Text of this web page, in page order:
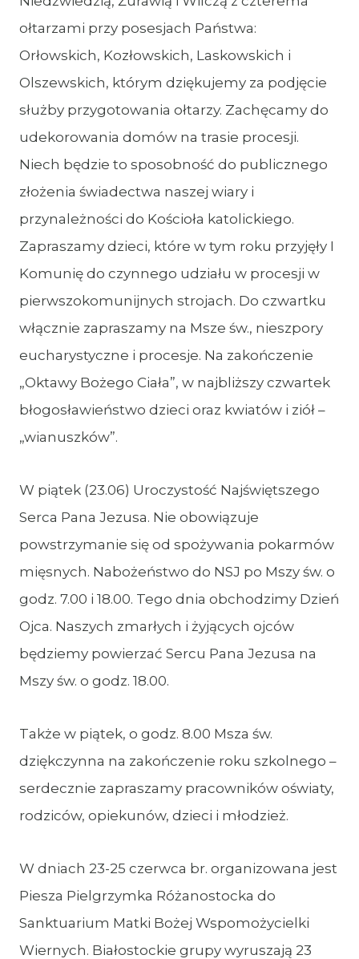
ołtarzami przy posesjach Państwa:
Orłowskich, Kozłowskich, Laskowskich i
Olszewskich, którym dziękujemy za podjęcie
służby przygotowania ołtarzy. Zachęcamy do
udekorowania domów na trasie procesji.
Niech będzie to sposobność do publicznego
złożenia świadectwa naszej wiary i
przynależności do Kościoła katolickiego.
Zapraszamy dzieci, które w tym roku przyjęły I
Komunię do czynnego udziału w procesji w
pierwszokomunijnych strojach. Do czwartku
włącznie zapraszamy na Msze św., nieszpory
eucharystyczne i procesje. Na zakończenie
„Oktawy Bożego Ciała”, w najbliższy czwartek
błogosławieństwo dzieci oraz kwiatów i ziół –
„wianuszków”.
W piątek (23.06) Uroczystość Najświętszego
Serca Pana Jezusa. Nie obowiązuje
powstrzymanie się od spożywania pokarmów
mięsnych. Nabożeństwo do NSJ po Mszy św. o
godz. 7.00 i 18.00. Tego dnia obchodzimy Dzień
Ojca. Naszych zmarłych i żyjących ojców
będziemy powierzać Sercu Pana Jezusa na
Mszy św. o godz. 18.00.
Także w piątek, o godz. 8.00 Msza św.
dziękczynna na zakończenie roku szkolnego –
serdecznie zapraszamy pracowników oświaty,
rodziców, opiekunów, dzieci i młodzież.
W dniach 23-25 czerwca br. organizowana jest
Piesza Pielgrzymka Różanostocka do
Sanktuarium Matki Bożej Wspomożycielki
Wiernych. Białostockie grupy wyruszają 23